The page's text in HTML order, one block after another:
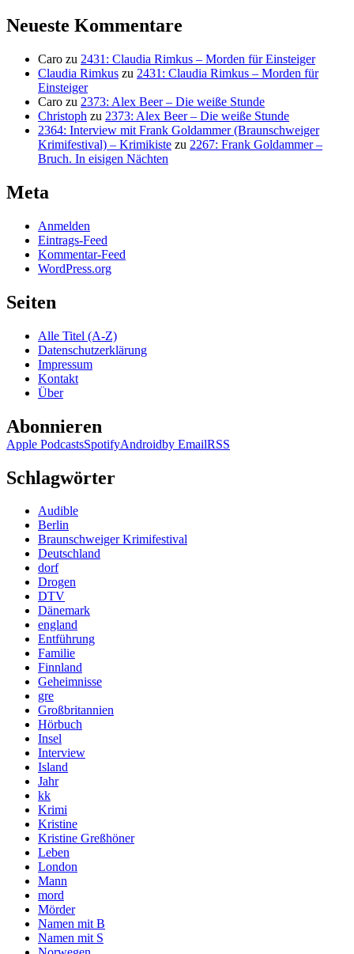
Neueste Kommentare
Caro zu 2431: Claudia Rimkus – Morden für Einsteiger
Claudia Rimkus zu 2431: Claudia Rimkus – Morden für
Einsteiger
Caro zu 2373: Alex Beer – Die weiße Stunde
Christoph zu 2373: Alex Beer – Die weiße Stunde
2364: Interview mit Frank Goldammer (Braunschweiger
Krimifestival) – Krimikiste zu 2267: Frank Goldammer –
Bruch. In eisigen Nächten
Meta
Anmelden
Eintrags-Feed
Kommentar-Feed
WordPress.org
Seiten
Alle Titel (A-Z)
Datenschutzerklärung
Impressum
Kontakt
Über
Abonnieren
Apple PodcastsSpotifyAndroidby EmailRSS
Schlagwörter
Audible
Berlin
Braunschweiger Krimifestival
Deutschland
dorf
Drogen
DTV
Dänemark
england
Entführung
Familie
Finnland
Geheimnisse
gre
Großbritannien
Hörbuch
Insel
Interview
Island
Jahr
kk
Krimi
Kristine
Kristine Greßhöner
Leben
London
Mann
mord
Mörder
Namen mit B
Namen mit S